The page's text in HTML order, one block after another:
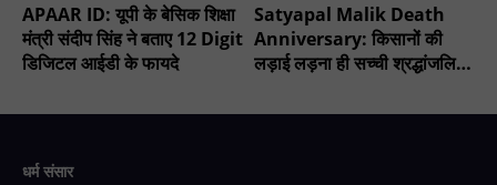
APAAR ID: यूपी के बेसिक शिक्षा
मंत्री संदीप सिंह ने बताए 12 Digit
डिजिटल आईडी के फायदे
Satyapal Malik Death
Anniversary: किसानों की
लड़ाई लड़ना ही सच्ची श्रद्धांजलि -
धर्म संसार